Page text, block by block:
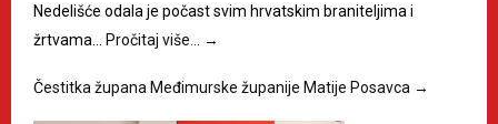
Nedelišće odala je počast svim hrvatskim braniteljima i
žrtvama…
Pročitaj više… →
Čestitka župana Međimurske županije Matije Posavca →